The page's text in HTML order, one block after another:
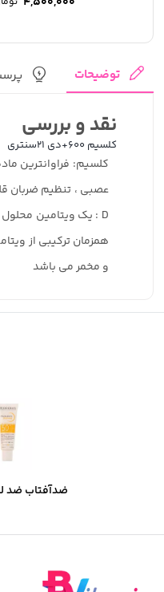
توضیحات
نقد و بررسی
کلسیم 600+دی 21سنتری
کلسیم: فراوانترین
عصبی ، تنظیم ضربان
و مخمر می باشد
ضدآفتاب ضد